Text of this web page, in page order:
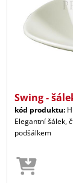
Swing -
kód produktu:
Elegantní šálek,
podšálkem